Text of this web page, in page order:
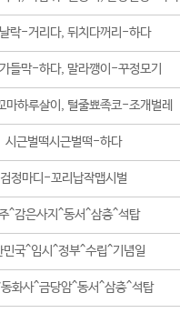
락-거리다, 뒤치다꺼리-하다
들막-하다, 말라깽이-꾸정모기
마하루살이, 털줄뾰족코-조개벌레
시근벌떡시근벌떡-하다
검정마디-꼬리납작맵시벌
^감은사지^동서^삼층^석탑
민국^임시^정부^수립^기념일
화사^금당암^동서^삼층^석탑